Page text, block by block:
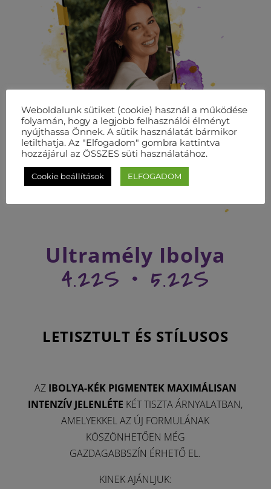
Ultramély Ibolya
4.22S • 5.22S
LETISZTULT ÉS STÍLUSOS
AZ IBOLYA-KÉK PIGMENTEK MAXIMÁLISAN
INTENZÍV JELENLÉTE KÉT TISZTA ÁRNYALATBAN,
AMELYEKKEL AZ ÚJ FORMULÁNAK
KÖSZÖNHETŐEN MÉG
GAZDAGABBSZÍN ÉRHETŐ EL.
KINEK AJÁNLJUK:
Weboldalunk sütiket (cookie) használ a működése
folyamán, hogy a legjobb felhasználói élményt
nyújthassa Önnek. A sütik használatát bármikor
letilthatja. Az "Elfogadom" gombra kattintva
hozzájárul az ÖSSZES süti használatához.
Cookie beállítások ELFOGADOM